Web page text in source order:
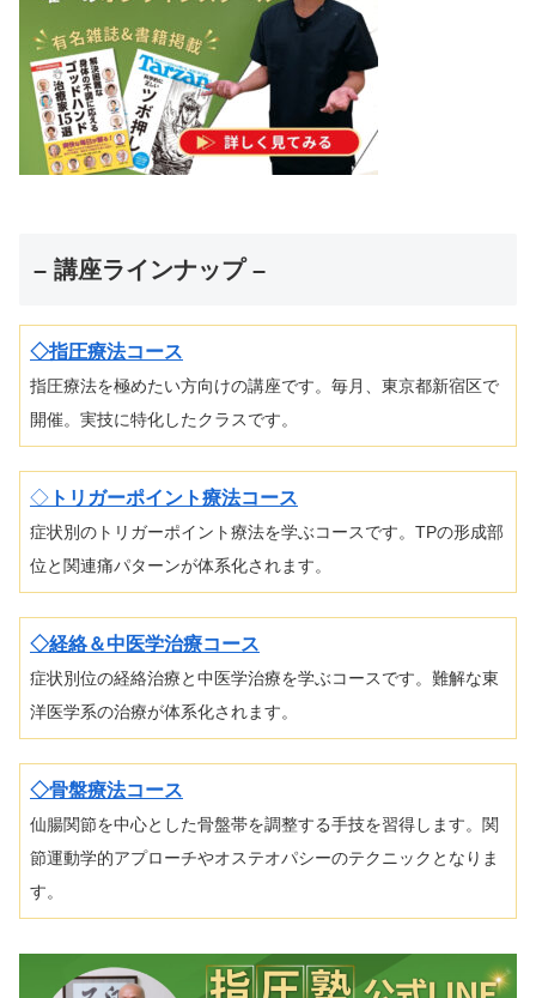
– 講座ラインナップ –
◇指圧療法コース
指圧療法を極めたい方向けの講座です。毎月、東京都新宿区で
開催。実技に特化したクラスです。
◇ トリガーポイント療法コース
症状別のトリガーポイント療法を学ぶコースです。TPの形成部
位と関連痛パターンが体系化されます。
◇経絡＆中医学治療コース
症状別位の経絡治療と中医学治療を学ぶコースです。難解な東
洋医学系の治療が体系化されます。
◇骨盤療法コース
仙腸関節を中心とした骨盤帯を調整する手技を習得します。関
節運動学的アプローチやオステオパシーのテクニックとなりま
す。